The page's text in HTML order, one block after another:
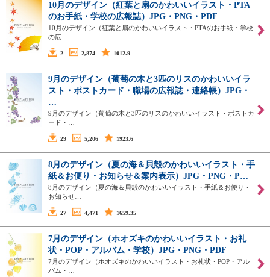
10月のデザイン（紅葉と扇のかわいいイラスト・PTA
のお手紙・学校の広報誌）JPG・PNG・PDF
10月のデザイン（紅葉と扇のかわいいイラスト・PTAのお手紙・学校
の広…
2 2,874 1012.9
9月のデザイン（葡萄の木と3匹のリスのかわいいイラ
スト・ポストカード・職場の広報誌・連絡帳）JPG・
…
9月のデザイン（葡萄の木と3匹のリスのかわいいイラスト・ポストカ
ード・…
29 5,206 1923.6
8月のデザイン（夏の海＆貝殻のかわいいイラスト・手
紙＆お便り・お知らせ＆案内表示）JPG・PNG・P…
8月のデザイン（夏の海＆貝殻のかわいいイラスト・手紙＆お便り・
お知らせ…
27 4,471 1659.35
7月のデザイン（ホオズキのかわいいイラスト・お礼
状・POP・アルバム・学校）JPG・PNG・PDF
7月のデザイン（ホオズキのかわいいイラスト・お礼状・POP・アル
バム・…